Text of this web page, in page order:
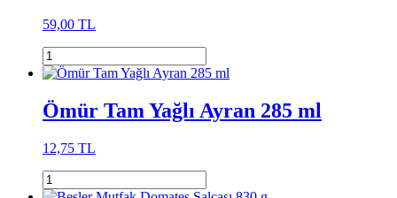
59,00 TL
Ömür Tam Yağlı Ayran 285 ml
12,75 TL